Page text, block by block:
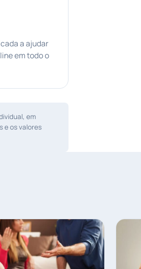
a ajudar
em todo o
em
e os valores